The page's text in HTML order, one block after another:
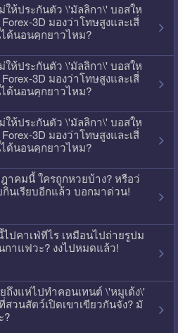
ให้ประกันตัว \'มัลลิกา\' บอสให
3D มองว่าโทษสูงและเสี่
ด้นอนคุกยาวไหม?
ให้ประกันตัว \'มัลลิกา\' บอสให
3D มองว่าโทษสูงและเสี่
ด้นอนคุกยาวไหม?
ให้ประกันตัว \'มัลลิกา\' บอสให
3D มองว่าโทษสูงและเสี่
ด้นอนคุกยาวไหม?
าคมนี้ ใครถูกหวยบ้าง? หรือว่
กินเรียบอีกแล้ว บอกมาด่วน!
ปคาเฟ่ทีไร เหมือนไปถ่ายรูปม
กาแฟวะ? งงไปหมดแล้ว!
ถึงแห่ไปทำคอนเทนต์ \'หมูเด้ง\'
วนสัตว์เปิดเขาเขียวกันจัง? มั
?